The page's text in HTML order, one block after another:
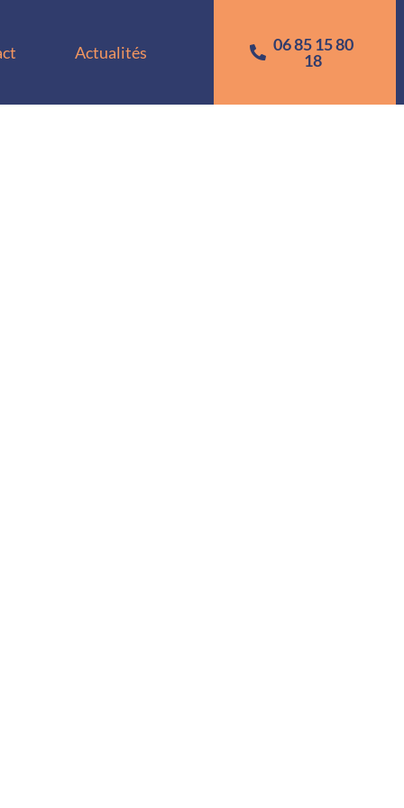
Actualités
06 85 15 80
18